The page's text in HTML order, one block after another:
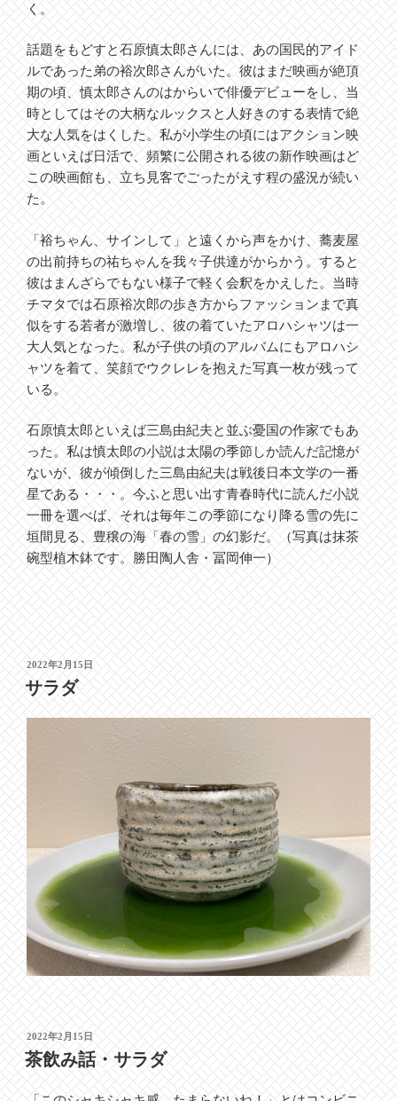
く。
話題をもどすと石原慎太郎さんには、あの国民的アイド
ルであった弟の裕次郎さんがいた。彼はまだ映画が絶頂
期の頃、慎太郎さんのはからいで俳優デビューをし、当
時としてはその大柄なルックスと人好きのする表情で絶
大な人気をはくした。私が小学生の頃にはアクション映
画といえば日活で、頻繁に公開される彼の新作映画はど
この映画館も、立ち見客でごったがえす程の盛況が続い
た。
「裕ちゃん、サインして」と遠くから声をかけ、蕎麦屋
の出前持ちの祐ちゃんを我々子供達がからかう。すると
彼はまんざらでもない様子で軽く会釈をかえした。当時
チマタでは石原裕次郎の歩き方からファッションまで真
似をする若者が激増し、彼の着ていたアロハシャツは一
大人気となった。私が子供の頃のアルバムにもアロハシ
ャツを着て、笑顔でウクレレを抱えた写真一枚が残って
いる。
石原慎太郎といえば三島由紀夫と並ぶ憂国の作家でもあ
った。私は慎太郎の小説は太陽の季節しか読んだ記憶が
ないが、彼が傾倒した三島由紀夫は戦後日本文学の一番
星である・・・。今ふと思い出す青春時代に読んだ小説
一冊を選べば、それは毎年この季節になり降る雪の先に
垣間見る、豊穣の海「春の雪」の幻影だ。（写真は抹茶
碗型植木鉢です。勝田陶人舎・冨岡伸一）
投
稿
日:
2022年2月15日
サラダ
投
稿
日:
2022年2月15日
茶飲み話・サラダ